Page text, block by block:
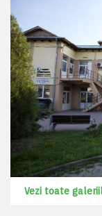
Vezi toate